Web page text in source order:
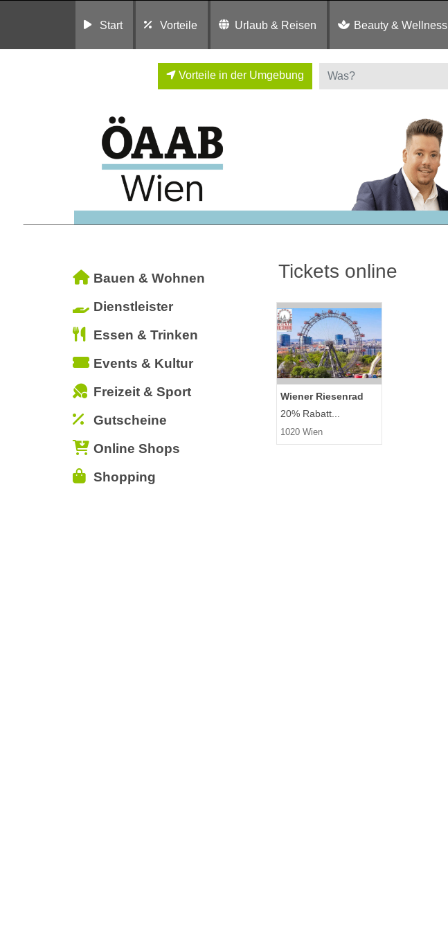
Start Vorteile Urlaub & Reisen Beauty & Wellness
Vorteile in der Umgebung
Bauen & Wohnen
Dienstleister
Essen & Trinken
Events & Kultur
Freizeit & Sport
Gutscheine
Online Shops
Shopping
Tickets online
Wiener Riesenrad
20% Rabatt...
1020 Wien